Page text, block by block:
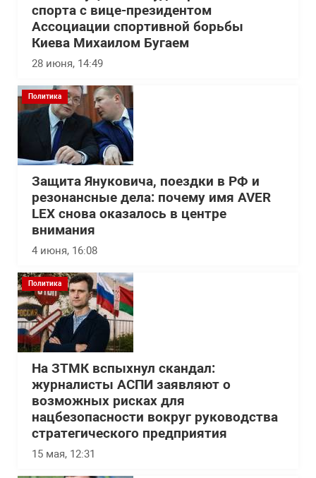
спорта с вице-президентом
Ассоциации спортивной борьбы
Киева Михаилом Бугаем
28 июня, 14:49
Политика
Защита Януковича, поездки в РФ и
резонансные дела: почему имя AVER
LEX снова оказалось в центре
внимания
4 июня, 16:08
Политика
На ЗТМК вспыхнул скандал:
журналисты АСПИ заявляют о
возможных рисках для
нацбезопасности вокруг руководства
стратегического предприятия
15 мая, 12:31